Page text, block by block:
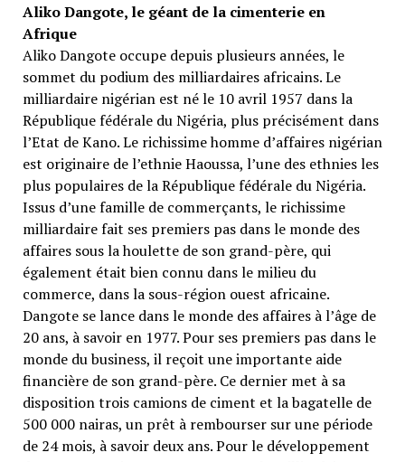
Aliko Dangote, le géant de la cimenterie en
Afrique
Aliko Dangote occupe depuis plusieurs années, le
sommet du podium des milliardaires africains. Le
milliardaire nigérian est né le 10 avril 1957 dans la
République fédérale du Nigéria, plus précisément dans
l’Etat de Kano. Le richissime homme d’affaires nigérian
est originaire de l’ethnie Haoussa, l’une des ethnies les
plus populaires de la République fédérale du Nigéria.
Issus d’une famille de commerçants, le richissime
milliardaire fait ses premiers pas dans le monde des
affaires sous la houlette de son grand-père, qui
également était bien connu dans le milieu du
commerce, dans la sous-région ouest africaine.
Dangote se lance dans le monde des affaires à l’âge de
20 ans, à savoir en 1977. Pour ses premiers pas dans le
monde du business, il reçoit une importante aide
financière de son grand-père. Ce dernier met à sa
disposition trois camions de ciment et la bagatelle de
500 000 nairas, un prêt à rembourser sur une période
de 24 mois, à savoir deux ans. Pour le développement